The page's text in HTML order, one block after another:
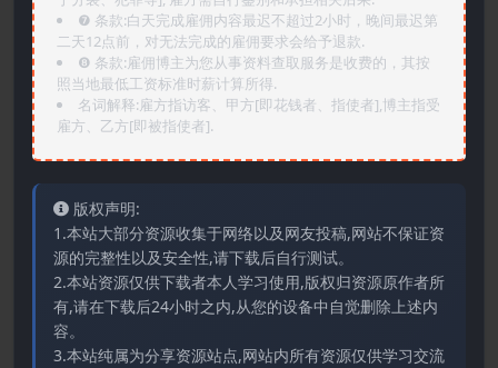
❼ 条款:白天完成雇佣内容最迟不超过2小时，晚间最迟第
二天12点前，对无法完成的雇佣要求会给予退款.
❽ 条款:雇佣博主为您从事资料查取服务是收费的，其按
照当地最低工资标准时薪计算所得.
名词解释:雇方指访客、甲方[即花钱者、指使者],博主指受
雇方、乙方[即被指使者].
版权声明:
1.本站大部分资源收集于网络以及网友投稿,网站不保证资
源的完整性以及安全性,请下载后自行测试。
2.本站资源仅供下载者本人学习使用,版权归资源原作者所
有,请在下载后24小时之内,从您的设备中自觉删除上述内
容。
3.本站纯属为分享资源站点,网站内所有资源仅供学习交流